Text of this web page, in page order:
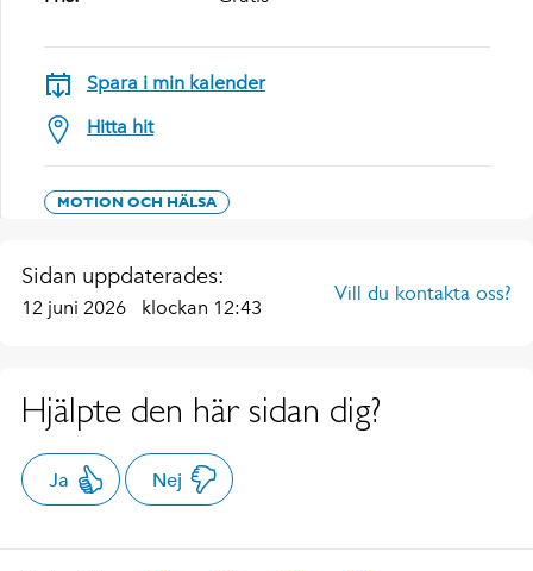
Spara i min kalender
Hitta hit
MOTION OCH HÄLSA
Sidan uppdaterades:
12 juni 2026 klockan 12:43
Vill du kontakta oss?
Hjälpte den här sidan dig?
Ja Nej